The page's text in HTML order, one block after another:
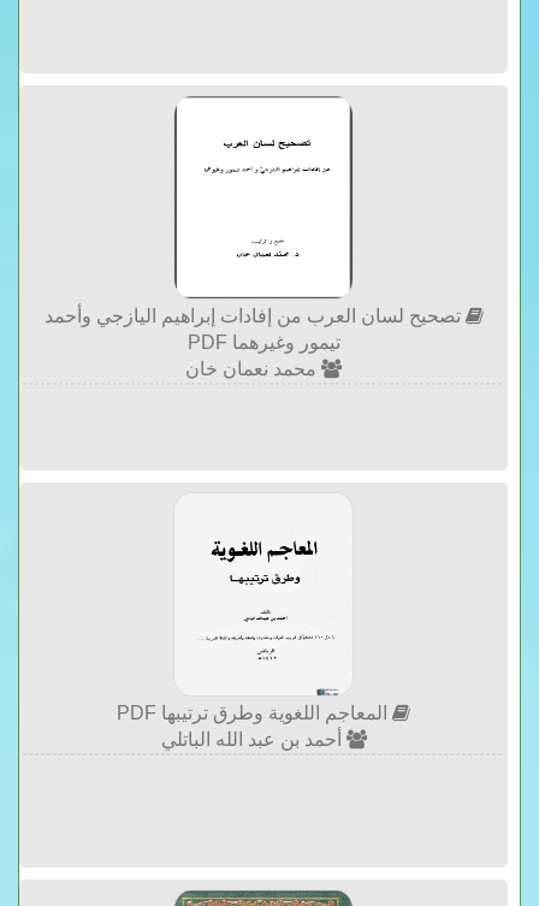
تصحيح لسان العرب من إفادات إبراهيم اليازجي وأحمد
تيمور وغيرهما PDF
محمد نعمان خان
المعاجم اللغوية وطرق ترتيبها PDF
أحمد بن عبد الله الباتلي